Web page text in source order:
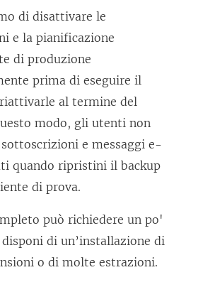
di disattivare le
e la pianificazione
di produzione
prima di eseguire il
al termine del
modo, gli utenti non
e messaggi e-
quando ripristini il backup
di prova.
può richiedere un po'
di un’installazione di
o di molte estrazioni.